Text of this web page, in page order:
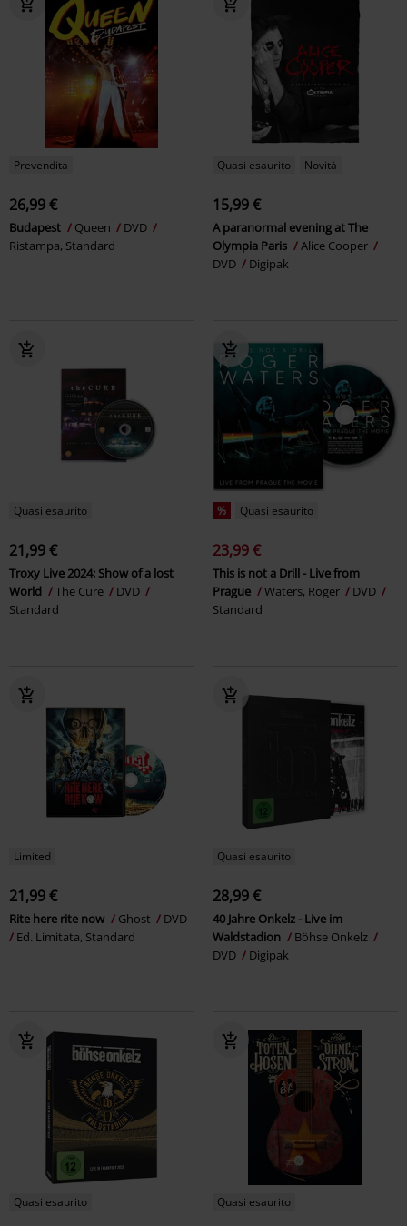
Prevendita
26,99 €
Budapest Queen
DVD
Ristampa, Standard
Quasi esaurito Novità
15,99 €
A paranormal evening at The
Olympia Paris
Alice Cooper
DVD
Digipak
Quasi esaurito
21,99 €
Troxy Live 2024: Show of a lost
World
The Cure
DVD
Standard
% Quasi esaurito
23,99 €
This is not a Drill - Live from
Prague
Waters, Roger
DVD
Standard
Limited
21,99 €
Rite here rite now Ghost
DVD
Ed. Limitata, Standard
Quasi esaurito
28,99 €
40 Jahre Onkelz - Live im
Waldstadion
Böhse Onkelz
DVD
Digipak
Quasi esaurito Quasi esaurito